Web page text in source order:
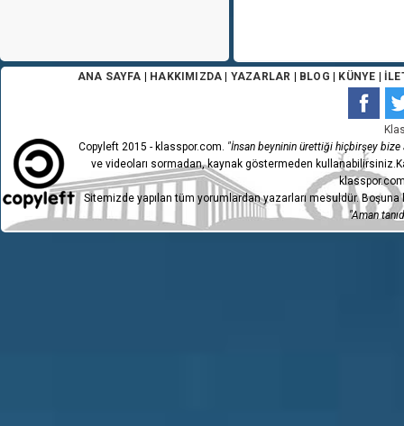
ANA SAYFA HAKKIMIZDA YAZARLAR BLOG KÜNYE
Copyleft 2015 - klasspor.com. "İnsan beyninin ürettiği hiçbirşey bize
ve videoları sormadan, kaynak göstermeden
Sitemizde yapılan tüm yorumlardan yazarları mesuldür.
"Aman